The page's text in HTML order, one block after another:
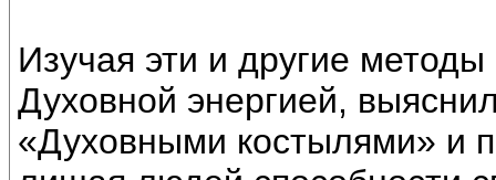
Изучая эти и другие
Духовной энергией,
«Духовными костылями» и